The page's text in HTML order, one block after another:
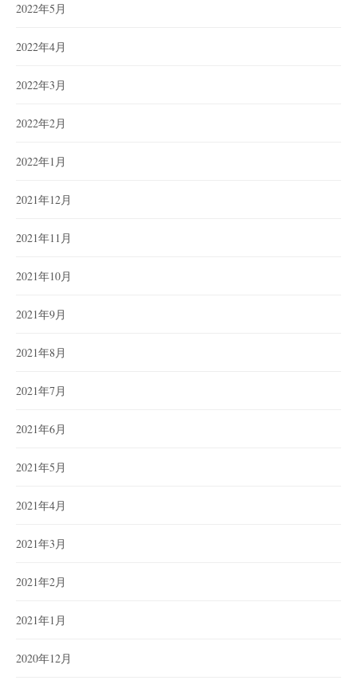
2022年5月
2022年4月
2022年3月
2022年2月
2022年1月
2021年12月
2021年11月
2021年10月
2021年9月
2021年8月
2021年7月
2021年6月
2021年5月
2021年4月
2021年3月
2021年2月
2021年1月
2020年12月